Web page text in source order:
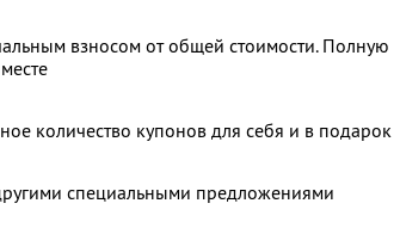
взносом от общей стоимости. Полную
количество купонов для себя и в подарок
специальными предложениями